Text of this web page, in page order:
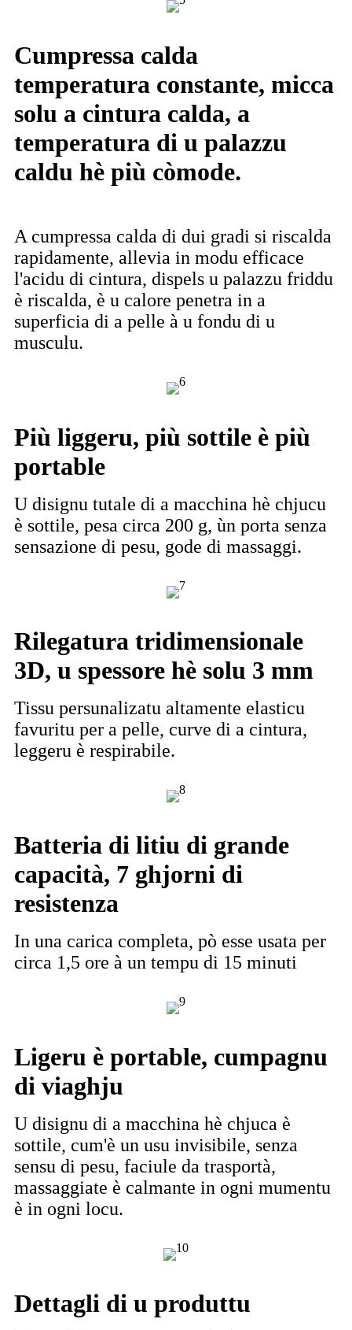
Cumpressa calda
temperatura constante, micca
solu a cintura calda, a
temperatura di u palazzu
caldu hè più còmode.
A cumpressa calda di dui gradi si riscalda
rapidamente, allevia in modu efficace
l'acidu di cintura, dispels u palazzu friddu
è riscalda, è u calore penetra in a
superficia di a pelle à u fondu di u
musculu.
Più liggeru, più sottile è più
portable
U disignu tutale di a macchina hè chjucu
è sottile, pesa circa 200 g, ùn porta senza
sensazione di pesu, gode di massaggi.
Rilegatura tridimensionale
3D, u spessore hè solu 3 mm
Tissu persunalizatu altamente elasticu
favuritu per a pelle, curve di a cintura,
leggeru è respirabile.
Batteria di litiu di grande
capacità, 7 ghjorni di
resistenza
In una carica completa, pò esse usata per
circa 1,5 ore à un tempu di 15 minuti
Ligeru è portable, cumpagnu
di viaghju
U disignu di a macchina hè chjuca è
sottile, cum'è un usu invisibile, senza
sensu di pesu, faciule da trasportà,
massaggiate è calmante in ogni mumentu
è in ogni locu.
Dettagli di u produttu